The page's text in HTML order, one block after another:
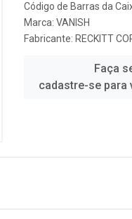
Código de Barras da
Marca: VANISH
Fabricante: RECKITT
Faça
cadastre-se para